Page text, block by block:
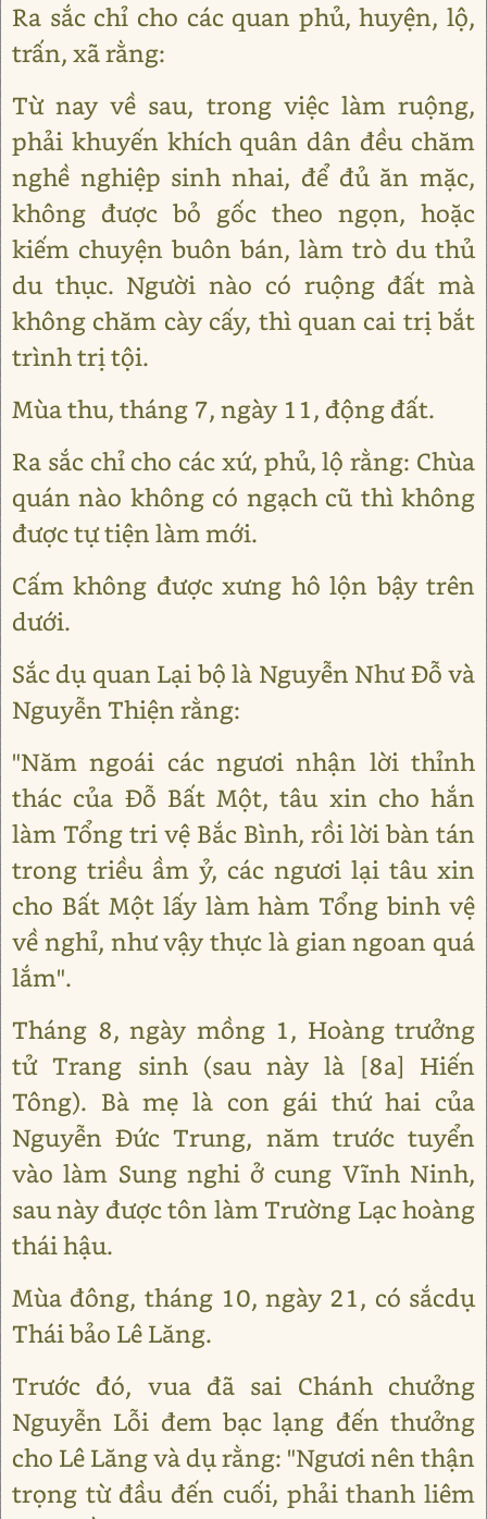
Ra sắc chỉ cho các quan phủ, huyện, lộ,
trấn, xã rằng:
Từ nay về sau, trong việc làm ruộng,
phải khuyến khích quân dân đều chăm
nghề nghiệp sinh nhai, để đủ ăn mặc,
không được bỏ gốc theo ngọn, hoặc
kiếm chuyện buôn bán, làm trò du thủ
du thục. Người nào có ruộng đất mà
không chăm cày cấy, thì quan cai trị bắt
trình trị tội.
Mùa thu, tháng 7, ngày 11, động đất.
Ra sắc chỉ cho các xứ, phủ, lộ rằng: Chùa
quán nào không có ngạch cũ thì không
được tự tiện làm mới.
Cấm không được xưng hô lộn bậy trên
dưới.
Sắc dụ quan Lại bộ là Nguyễn Như Đỗ và
Nguyễn Thiện rằng:
"Năm ngoái các ngươi nhận lời thỉnh
thác của Đỗ Bất Một, tâu xin cho hắn
làm Tổng tri vệ Bắc Bình, rồi lời bàn tán
trong triều ầm ỷ, các ngươi lại tâu xin
cho Bất Một lấy làm hàm Tổng binh vệ
về nghỉ, như vậy thực là gian ngoan quá
lắm".
Tháng 8, ngày mồng 1, Hoàng trưởng
tử Trang sinh (sau này là [8a] Hiến
Tông). Bà mẹ là con gái thứ hai của
Nguyễn Đức Trung, năm trước tuyển
vào làm Sung nghi ở cung Vĩnh Ninh,
sau này được tôn làm Trường Lạc hoàng
thái hậu.
Mùa đông, tháng 10, ngày 21, có sắcdụ
Thái bảo Lê Lăng.
Trước đó, vua đã sai Chánh chưởng
Nguyễn Lỗi đem bạc lạng đến thưởng
cho Lê Lăng và dụ rằng: "Ngươi nên thận
trọng từ đầu đến cuối, phải thanh liêm